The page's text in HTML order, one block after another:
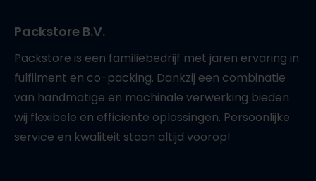
Packstore B.V.
Packstore is een familiebedrijf met jaren ervaring in
fulfilment en co-packing. Dankzij een combinatie
van handmatige en machinale verwerking bieden
wij flexibele en efficiënte oplossingen. Persoonlijke
service en kwaliteit staan altijd voorop!